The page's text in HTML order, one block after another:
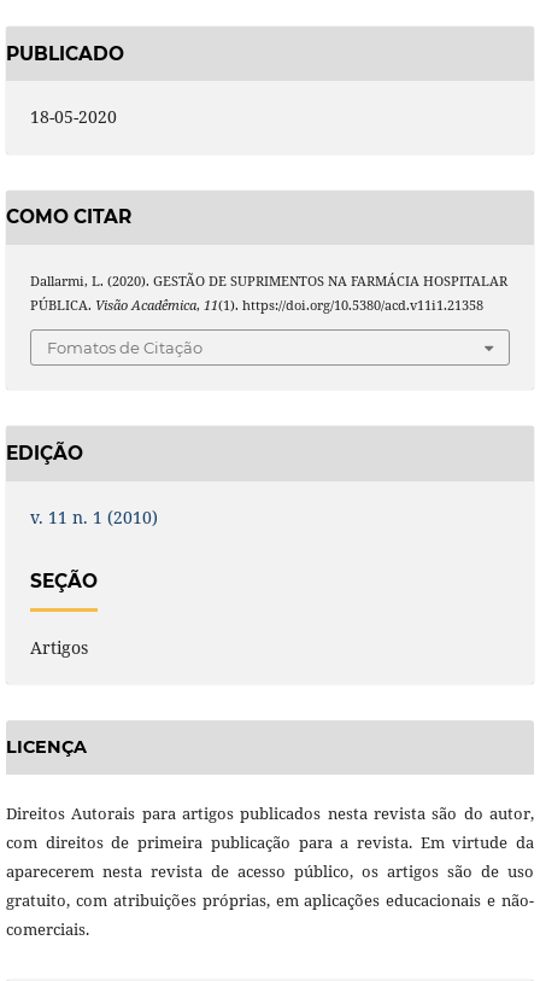
PUBLICADO
18-05-2020
COMO CITAR
Dallarmi, L. (2020). GESTÃO DE SUPRIMENTOS NA FARMÁCIA HOSPITALAR
PÚBLICA. Visão Acadêmica, 11(1). https://doi.org/10.5380/acd.v11i1.21358
Fomatos de Citação
EDIÇÃO
v. 11 n. 1 (2010)
SEÇÃO
Artigos
LICENÇA
Direitos Autorais para artigos publicados nesta revista são do autor,
com direitos de primeira publicação para a revista. Em virtude da
aparecerem nesta revista de acesso público, os artigos são de uso
gratuito, com atribuições próprias, em aplicações educacionais e não-
comerciais.